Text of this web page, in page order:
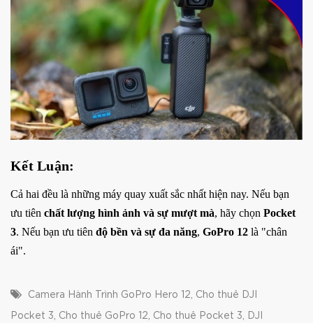
Kết Luận:
Cả hai đều là những máy quay xuất sắc nhất hiện nay. Nếu bạn
ưu tiên chất lượng hình ảnh và sự mượt mà, hãy chọn Pocket
3. Nếu bạn ưu tiên độ bền và sự đa năng, GoPro 12 là "chân
ái".
Camera Hành Trình GoPro Hero 12 Cho thuê DJI
Pocket 3 Cho thuê GoPro 12 Cho thuê Pocket 3 DJI